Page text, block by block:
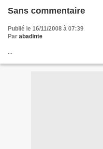
Sans commentaire
Publié le 16/11/2008 à 07:39
Par abadinte